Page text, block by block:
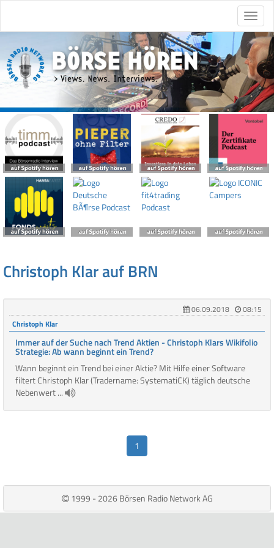
Christoph Klar auf BRN
06.09.2018
08:15
Christoph Klar
Immer auf der Suche nach Trend Aktien - Christoph Klars Wikifolio
Strategie: Ab wann beginnt ein Trend?
Wann beginnt ein Trend bei einer Aktie? Mit Hilfe einer Software
filtert Christoph Klar (Tradername: SystematiCK) täglich deutsche
Nebenwert ...
1
1999 - 2026 Börsen Radio Network AG